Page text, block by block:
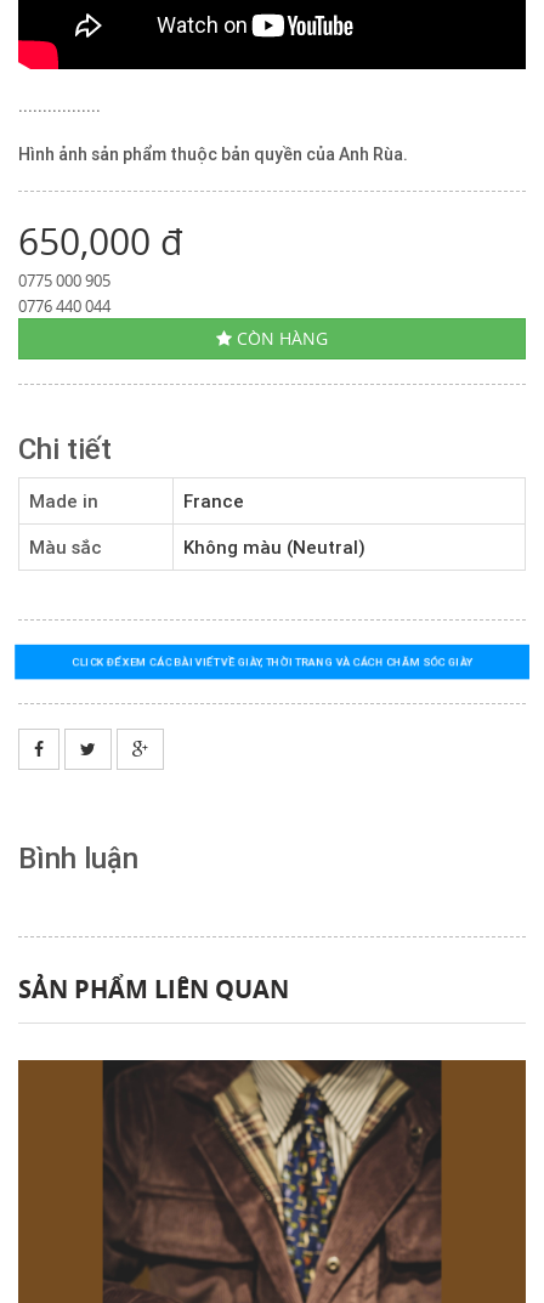
.................
Hình ảnh sản phẩm thuộc bản quyền của Anh Rùa.
650,000 đ
0775 000 905
0776 440 044
CÒN HÀNG
Chi tiết
Made in
France
Màu sắc
Không màu (Neutral)
CLICK ĐỂ XEM CÁC BÀI VIẾT VỀ GIÀY, THỜI TRANG VÀ CÁCH CHĂM SÓC GIÀY
Bình luận
SẢN PHẨM LIÊN QUAN